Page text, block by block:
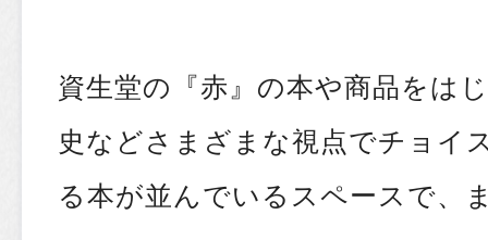
資生堂の『赤』の本や商品をは
史などさまざまな視点でチョイ
る本が並んでいるスペースで、